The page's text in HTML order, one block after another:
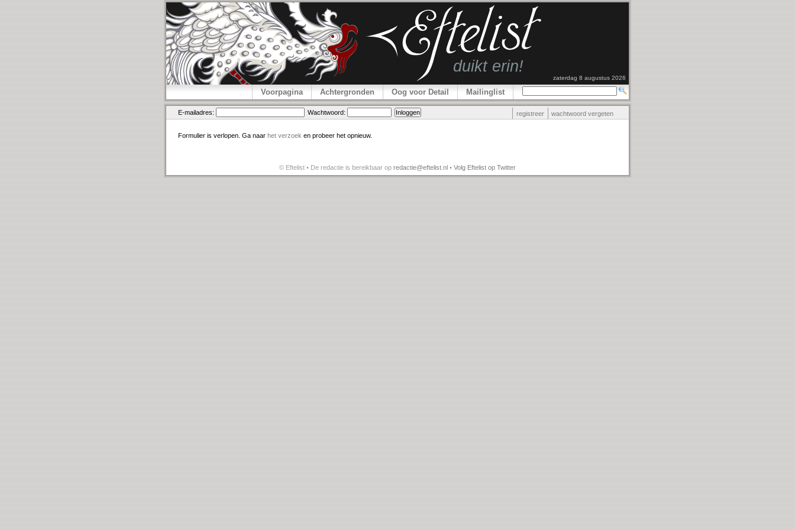
zaterdag 8 augustus 2026
Voorpagina Achtergronden Oog voor Detail Mailinglist
E-mailadres: Wachtwoord: registreer wachtwoord vergeten
Formulier is verlopen. Ga naar het verzoek en probeer het opnieuw.
© Eftelist • De redactie is bereikbaar op redactie@eftelist.nl • Volg Eftelist op Twitter